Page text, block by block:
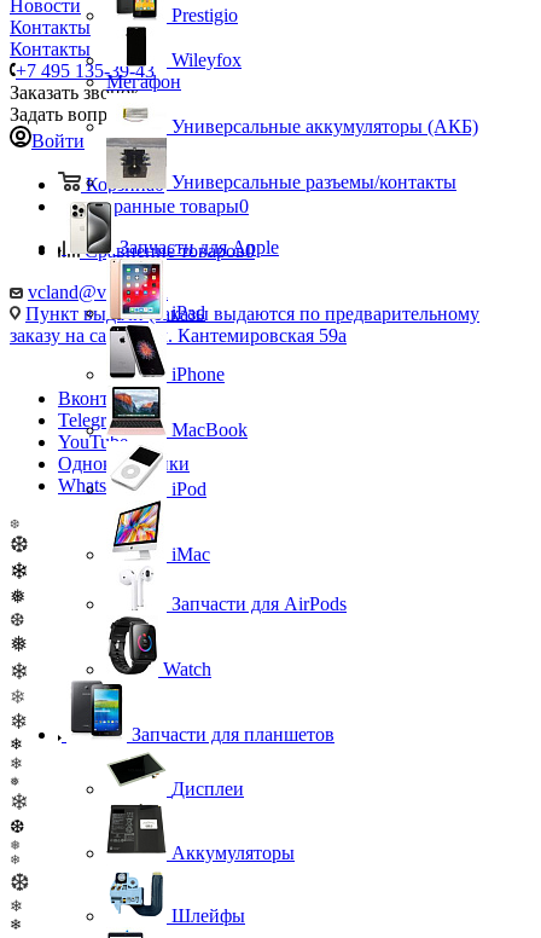
Новости
Контакты
Контакты
+7 495 135-39-43
Заказать звонок
Задать вопрос
Войти
Корзина0
Избранные товары0
Сравнение товаров0
vcland@vcland.ru
Пункт выдачи (заказы выдаются по предварительному
заказу на сайте), ул. Кантемировская 59а
Вконтакте
Telegram
YouTube
Одноклассники
WhatsApp
❆
❆
❄
❅
❆
❅
❄
❄
❄
❄
❄
❅
❄
❆
❅
❄
❆
❄
❄
Prestigio
Wileyfox
Мегафон
Универсальные аккумуляторы (АКБ)
Универсальные разъемы/контакты
Запчасти для Apple
iPad
iPhone
MacBook
iPod
iMac
Запчасти для AirPods
Watch
Запчасти для планшетов
Дисплеи
Аккумуляторы
Шлейфы